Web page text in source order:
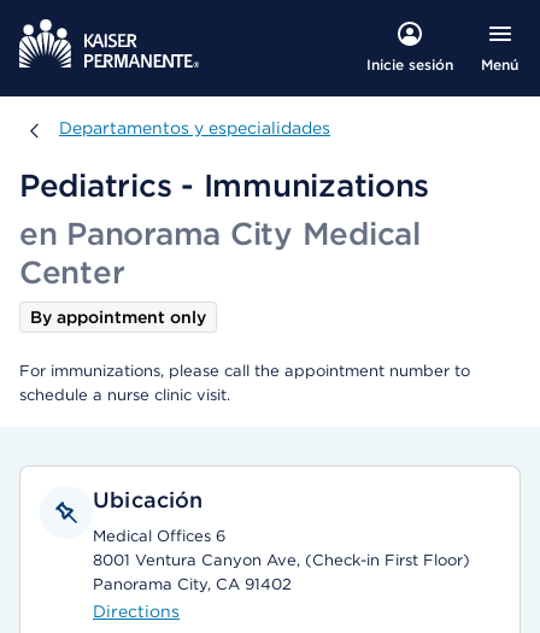
Inicie sesión Menú
Departamentos y especialidades
Departamentos y especialidades
Pediatrics - Immunizations
en Panorama City Medical
Center
By appointment only
For immunizations, please call the appointment number to
schedule a nurse clinic visit.
Ubicación
Medical Offices 6
8001 Ventura Canyon Ave, (Check-in First Floor)
Panorama City, CA 91402
Directions